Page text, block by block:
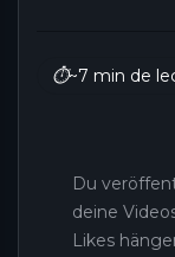
⏱~7 min de
Du
deine
Likes